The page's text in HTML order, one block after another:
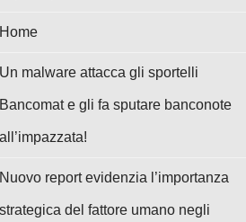
Home
Un malware attacca gli sportelli
Bancomat e gli fa sputare banconote
all’impazzata!
Nuovo report evidenzia l’importanza
strategica del fattore umano negli